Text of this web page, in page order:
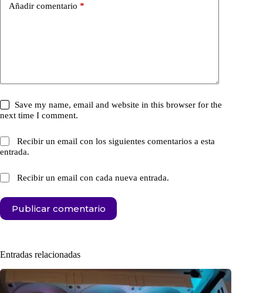
Añadir comentario *
Save my name, email and website in this browser for the
next time I comment.
Recibir un email con los siguientes comentarios a esta
entrada.
Recibir un email con cada nueva entrada.
Publicar comentario
Entradas relacionadas